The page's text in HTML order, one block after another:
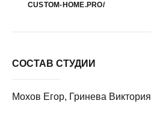
CUSTOM-HOME.PRO/
СОСТАВ СТУДИИ
Мохов Егор, Гринева Виктория